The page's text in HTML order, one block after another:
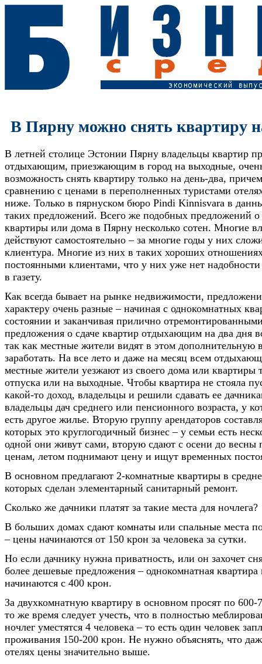
В Пярну можно снять квартиру
В летней столице Эстонии Пярну владельцы квартир
отдыхающим, приезжающим в город на выходные,
возможность снять квартиру только на день-два,
сравнению с ценами в переполненных туристами
ниже. Только в пярнуском бюро Pindi Kinnisvara в
таких предложений. Всего же подобных предложений о
квартиры или дома в Пярну несколько сотен. Многие
действуют самостоятельно – за многие годы у них
клиентура. Многие из них в таких хороших
постоянными клиентами, что у них уже нет надобности
в газету.
Как всегда бывает на рынке недвижимости,
характеру очень разные – начиная с однокомнатных
состоянии и заканчивая прилично
предложения о сдаче квартир отдыхающим на два дня
так как местные жители видят в этом дополнительную
заработать. На все лето и даже на месяц всем
местные жители уезжают из своего дома или квартиры
отпуска или на выходные. Чтобы квартира не стояла
какой-то доход, владельцы и решили сдавать ее
владельцы дач среднего или пенсионного возраста, у
есть другое жилье. Вторую группу арендаторов
которых это круглогодичный бизнес – у семьи есть
одной они живут сами, вторую сдают с осени до весны
ценам, летом поднимают цену и ищут временных
В основном предлагают 2-комнатные квартиры в
которых сделан элементарный санитарный ремонт.
Сколько же дачники платят за такие места для ночлега?
В больших домах сдают комнаты или спальные места
– цены начинаются от 150 крон за человека за сутки.
Но если дачнику нужна приватность, или он захочет
более дешевые предложения – однокомнатная квартира
начинаются с 400 крон.
За двухкомнатную квартиру в основном просят по 600-
то же время следует учесть, что в полностью
ночлег уместятся 4 человека – то есть один человек
проживания 150-200 крон. Не нужно объяснять, что
отелях цены значительно выше.